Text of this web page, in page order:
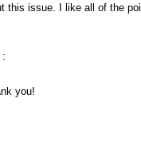
this issue. I like all of the
:
you!